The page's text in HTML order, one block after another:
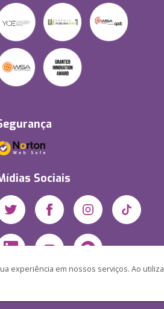
experiência em nossos serviços. Ao
Sociais